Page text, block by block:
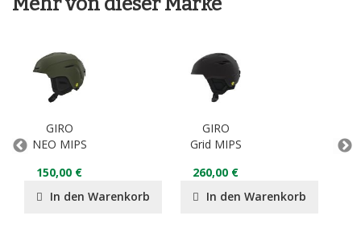
GIRO
NEO MIPS
150,00 €
In den Warenkorb
GIRO
Grid MIPS
260,00 €
In den Warenkorb